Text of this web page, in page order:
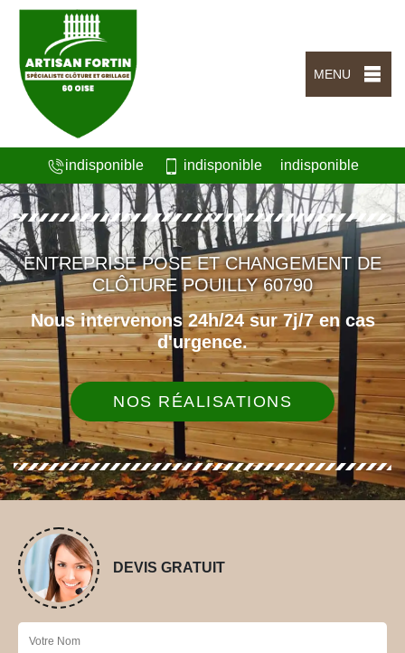
MENU
indisponible indisponible indisponible
ENTREPRISE POSE ET CHANGEMENT DE
CLÔTURE POUILLY 60790
Nous intervenons 24h/24 sur 7j/7 en cas
d'urgence.
NOS RÉALISATIONS
DEVIS GRATUIT